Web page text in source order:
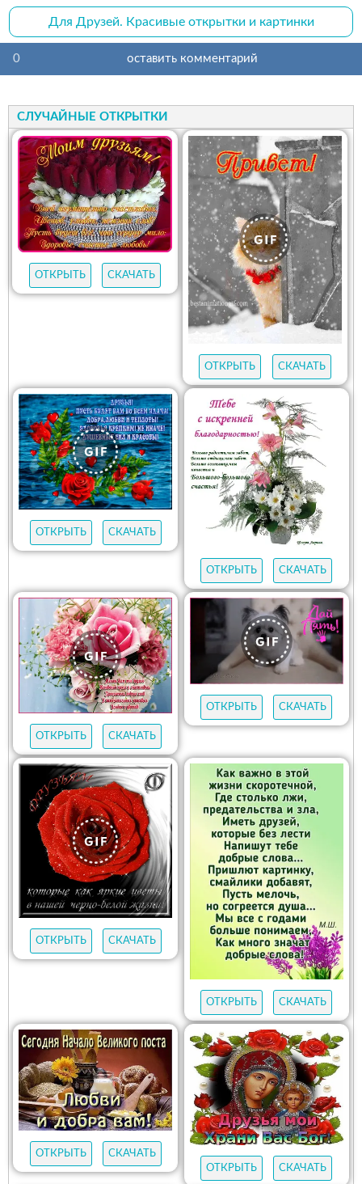
Для Друзей. Красивые открытки и картинки
0 оставить комментарий
СЛУЧАЙНЫЕ ОТКРЫТКИ
ОТКРЫТЬ СКАЧАТЬ
ОТКРЫТЬ СКАЧАТЬ
ОТКРЫТЬ СКАЧАТЬ
ОТКРЫТЬ СКАЧАТЬ
ОТКРЫТЬ СКАЧАТЬ
ОТКРЫТЬ СКАЧАТЬ
ОТКРЫТЬ СКАЧАТЬ
ОТКРЫТЬ СКАЧАТЬ
ОТКРЫТЬ
СКАЧАТЬ
ОТКРЫТЬ
СКАЧАТЬ